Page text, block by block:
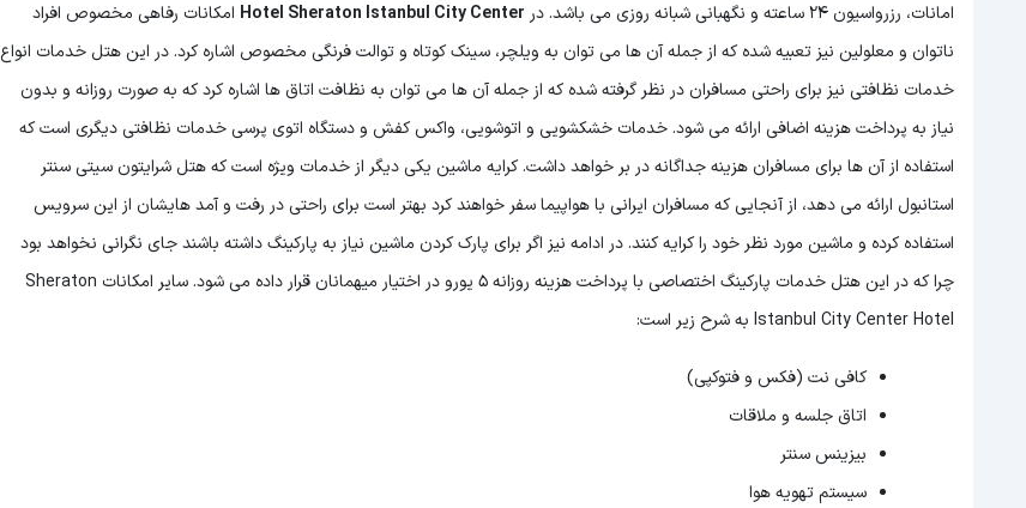
امانات، رزرواسیون 24 ساعته و نگهبانی شبانه روزی می باشد. در
Hotel Sheraton Istanbul City Center امکانات رفاهی مخصوص افراد
ناتوان و معلولین نیز تعبیه شده که از جمله آن ها می توان به ویلچر، سینک کوتاه و توالت فرنگی مخصوص اشاره کرد. در این هتل خدمات انواع
خدمات نظافتی نیز برای راحتی مسافران در نظر گرفته شده که از جمله آن ها می توان به نظافت اتاق ها اشاره کرد که به صورت روزانه و بدون
نیاز به پرداخت هزینه اضافی ارائه می شود. خدمات خشکشویی و اتوشویی، واکس کفش و دستگاه اتوی پرسی خدمات نظافتی دیگری است که
استفاده از آن ها برای مسافران هزینه جداگانه در بر خواهد داشت. کرایه ماشین یکی دیگر از خدمات ویژه است که هتل شرایتون سیتی سنتر
استانبول ارائه می دهد، از آنجایی که مسافران ایرانی با هواپیما سفر خواهند کرد بهتر است برای راحتی در رفت و آمد هایشان از این سرویس
استفاده کرده و ماشین مورد نظر خود را کرایه کنند. در ادامه نیز اگر برای پارک کردن ماشین نیاز به پارکینگ داشته باشند جای نگرانی نخواهد بود
چرا که در این هتل خدمات پارکینگ اختصاصی با پرداخت هزینه روزانه 5 یورو در اختیار میهمانان قرار داده می شود. سایر امکانات Sheraton
Istanbul City Center Hotel به شرح زیر است:
کافی نت (فکس و فتوکپی)
اتاق جلسه و ملاقات
بیزینس سنتر
سیستم تهویه هوا